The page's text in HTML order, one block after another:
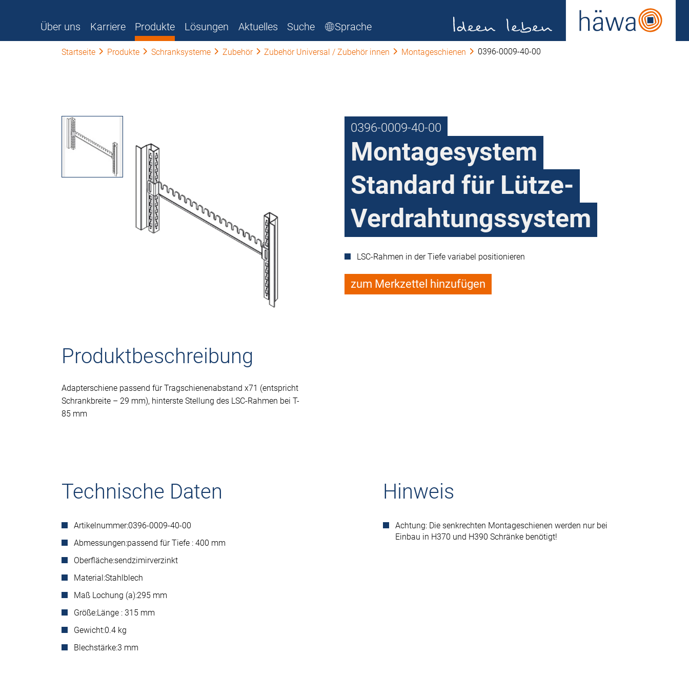
Über uns Karriere Produkte Lösungen Aktuelles Suche Sprache
Startseite Produkte Schranksysteme Zubehör Zubehör Universal / Zubehör innen Montageschienen 0396-0009-40-00
0396-0009-40-00
Montagesystem
Standard für Lütze-
Verdrahtungssystem
LSC-Rahmen in der Tiefe variabel positionieren
zum Merkzettel hinzufügen
Produktbeschreibung
Adapterschiene passend für Tragschienenabstand x71 (entspricht
Schrankbreite – 29 mm), hinterste Stellung des LSC-Rahmen bei T-
85 mm
Technische Daten
Artikelnummer:0396-0009-40-00
Abmessungen:passend für Tiefe : 400 mm
Oberfläche:sendzimirverzinkt
Material:Stahlblech
Maß Lochung (a):295 mm
Größe:Länge : 315 mm
Gewicht:0.4 kg
Blechstärke:3 mm
Hinweis
Achtung: Die senkrechten Montageschienen werden nur bei
Einbau in H370 und H390 Schränke benötigt!